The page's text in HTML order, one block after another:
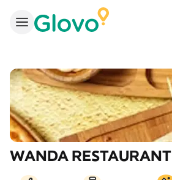
WANDA RESTAURANT